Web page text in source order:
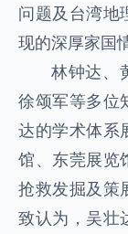
问题及台湾地
现的深厚家国
林钟达、
徐颂军等多位
达的学术体系
馆、东莞展览
抢救发掘及策
致认为，吴壮